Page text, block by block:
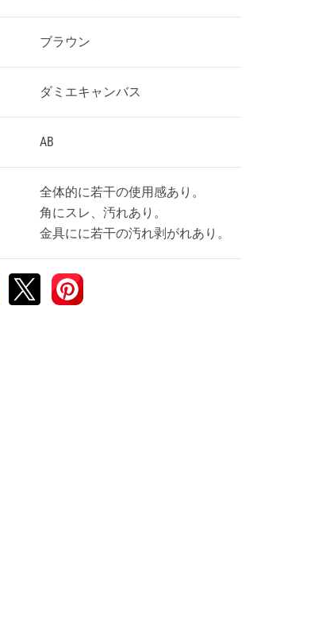
ブラウン
ダミエキャンバス
AB
全体的に若干の使用感あり。
角にスレ、汚れあり。
金具にに若干の汚れ剥がれあり。